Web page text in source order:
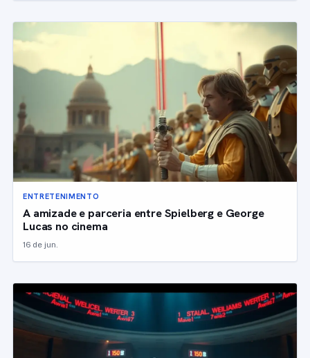
ENTRETENIMENTO
A amizade e parceria entre Spielberg e George
Lucas no cinema
16 de jun.